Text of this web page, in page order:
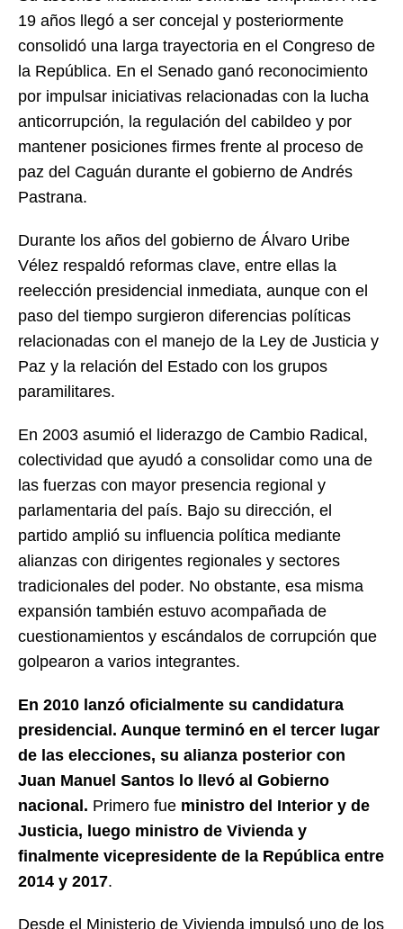
19 años llegó a ser concejal y posteriormente
consolidó una larga trayectoria en el Congreso de
la República. En el Senado ganó reconocimiento
por impulsar iniciativas relacionadas con la lucha
anticorrupción, la regulación del cabildeo y por
mantener posiciones firmes frente al proceso de
paz del Caguán durante el gobierno de Andrés
Pastrana.
Durante los años del gobierno de Álvaro Uribe
Vélez respaldó reformas clave, entre ellas la
reelección presidencial inmediata, aunque con el
paso del tiempo surgieron diferencias políticas
relacionadas con el manejo de la Ley de Justicia y
Paz y la relación del Estado con los grupos
paramilitares.
En 2003 asumió el liderazgo de Cambio Radical,
colectividad que ayudó a consolidar como una de
las fuerzas con mayor presencia regional y
parlamentaria del país. Bajo su dirección, el
partido amplió su influencia política mediante
alianzas con dirigentes regionales y sectores
tradicionales del poder. No obstante, esa misma
expansión también estuvo acompañada de
cuestionamientos y escándalos de corrupción que
golpearon a varios integrantes.
En 2010 lanzó oficialmente su candidatura
presidencial. Aunque terminó en el tercer lugar
de las elecciones, su alianza posterior con
Juan Manuel Santos lo llevó al Gobierno
nacional. Primero fue ministro del Interior y de
Justicia, luego ministro de Vivienda y
finalmente vicepresidente de la República entre
2014 y 2017.
Desde el Ministerio de Vivienda impulsó uno de los